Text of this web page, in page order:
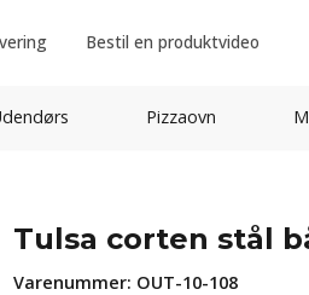
Bestil en produktvideo
Pizzaovn
Tulsa corten stål
Varenummer: OUT-10-108